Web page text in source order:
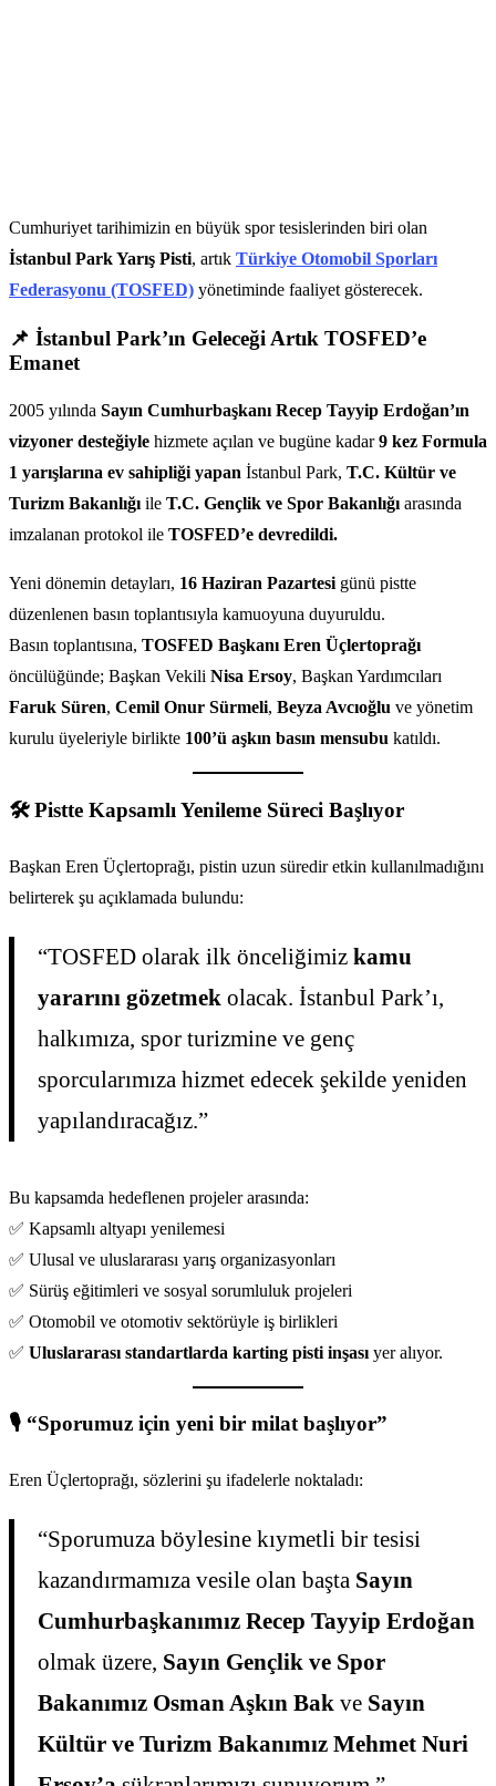
Cumhuriyet tarihimizin en büyük spor tesislerinden biri olan
İstanbul Park Yarış Pisti, artık Türkiye Otomobil Sporları
Federasyonu (TOSFED) yönetiminde faaliyet gösterecek.
📌 İstanbul Park’ın Geleceği Artık TOSFED’e
Emanet
2005 yılında Sayın Cumhurbaşkanı Recep Tayyip Erdoğan’ın
vizyoner desteğiyle hizmete açılan ve bugüne kadar9 kez Formula
1 yarışlarına ev sahipliği yapan İstanbul Park, T.C. Kültür ve
Turizm Bakanlığı ile T.C. Gençlik ve Spor Bakanlığı arasında
imzalanan protokol ile TOSFED’e devredildi.
Yeni dönemin detayları, 16 Haziran Pazartesi günü pistte
düzenlenen basın toplantısıyla kamuoyuna duyuruldu.
Basın toplantısına, TOSFED Başkanı Eren Üçlertoprağı
öncülüğünde; Başkan Vekili Nisa Ersoy, Başkan Yardımcıları
Faruk Süren, Cemil Onur Sürmeli, Beyza Avcıoğlu ve yönetim
kurulu üyeleriyle birlikte 100’ü aşkın basın mensubu katıldı.
🛠️ Pistte Kapsamlı Yenileme Süreci Başlıyor
Başkan Eren Üçlertoprağı, pistin uzun süredir etkin kullanılmadığını
belirterek şu açıklamada bulundu:
“TOSFED olarak ilk önceliğimizkamu
yararını gözetmek olacak. İstanbul Park’ı,
halkımıza, spor turizmine ve genç
sporcularımıza hizmet edecek şekilde yeniden
yapılandıracağız.”
Bu kapsamda hedeflenen projeler arasında:
✅ Kapsamlı altyapı yenilemesi
✅ Ulusal ve uluslararası yarış organizasyonları
✅ Sürüş eğitimleri ve sosyal sorumluluk projeleri
✅ Otomobil ve otomotiv sektörüyle iş birlikleri
✅ Uluslararası standartlarda karting pisti inşası yer alıyor.
🎙️ “Sporumuz için yeni bir milat başlıyor”
Eren Üçlertoprağı, sözlerini şu ifadelerle noktaladı:
“Sporumuza böylesine kıymetli bir tesisi
kazandırmamıza vesile olan başta Sayın
Cumhurbaşkanımız Recep Tayyip Erdoğan
olmak üzere, Sayın Gençlik ve Spor
Bakanımız Osman Aşkın Bak ve Sayın
Kültür ve Turizm Bakanımız Mehmet Nuri